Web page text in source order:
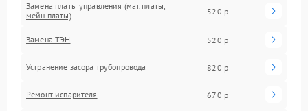
Замена платы управления (мат.платы,
мейн платы)
520 р
Замена ТЭН 520 р
Устранение засора трубопровода 820 р
Ремонт испарителя 670 р